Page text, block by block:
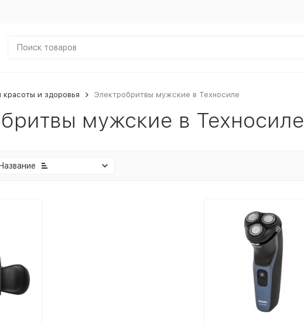
красоты и здоровья Электробритвы мужские в Техносиле
мужские в Техносиле
Название